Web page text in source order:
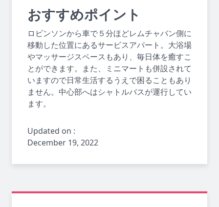
おすすめポイント
ロビンソンから車で５分ほどレムチャバン側に
移動した位置にあるサービスアパート。大浴場
やマッサージスペースもあり、毎日体を癒すこ
とができます。また、ミニマートも併設されて
いますので日常生活するうえで困ることもあり
ません。中心部へはシャトルバスが運行してい
ます。
Updated on :
December 19, 2022